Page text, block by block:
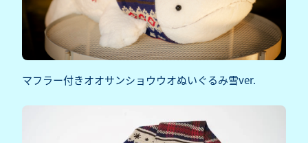
マフラー付きオオサンショウウオぬいぐるみ雪ver.